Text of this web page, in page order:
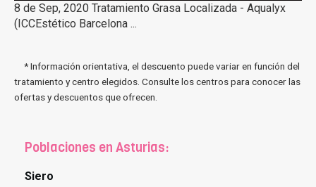
8 de Sep, 2020 Tratamiento Grasa Localizada - Aqualyx
(ICCEstético Barcelona ...
* Información orientativa, el descuento puede variar en función del
tratamiento y centro elegidos. Consulte los centros para conocer las
ofertas y descuentos que ofrecen.
Poblaciones en Asturias:
Siero